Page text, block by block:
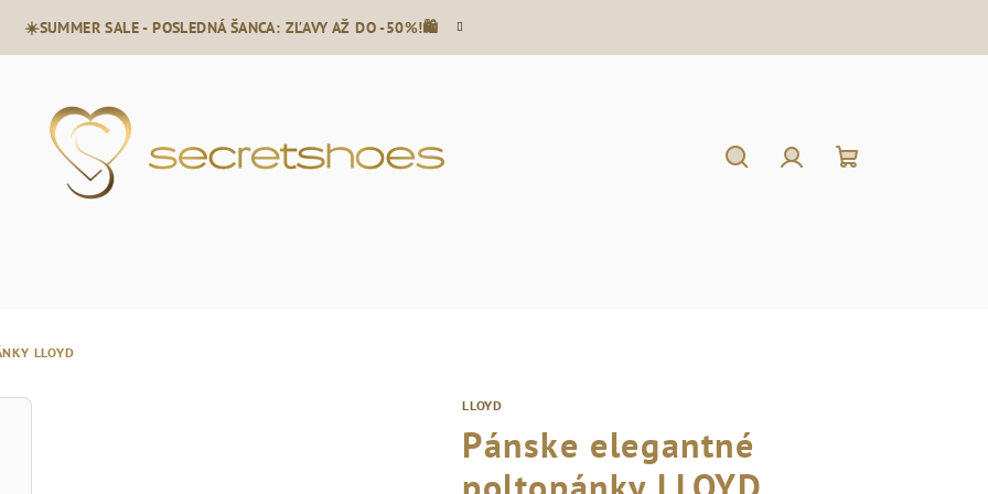
☀️SUMMER SALE - POSLEDNÁ ŠANCA: ZĽAVY AŽ DO -50%!🛍️
LLOYD
LLOYD
Pánske elegantné